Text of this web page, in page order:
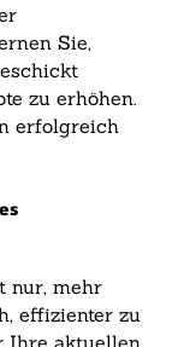
Sie,
zu erhöhen.
erfolgreich
nur, mehr
effizienter zu